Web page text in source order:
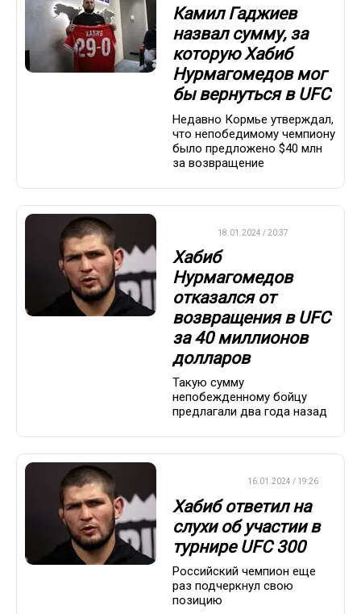
Камил Гаджиев
назвал сумму, за
которую Хабиб
Нурмагомедов мог
бы вернуться в UFC
Недавно Кормье утверждал,
что непобедимому чемпиону
было предложено $40 млн
за возвращение
18.01.2024 / 20:37
Хабиб
Нурмагомедов
отказался от
возвращения в UFC
за 40 миллионов
долларов
Такую сумму
непобежденному бойцу
предлагали два года назад
16.01.2024 / 19:26
Хабиб ответил на
слухи об участии в
турнире UFC 300
Российский чемпион еще
раз подчеркнул свою
позицию